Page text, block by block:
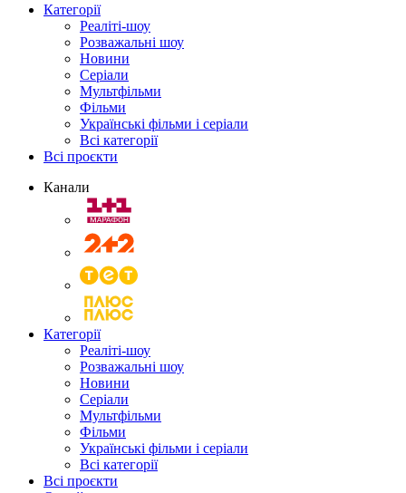
Категорії
Реаліті-шоу
Розважальні шоу
Новини
Серіали
Мультфільми
Фільми
Українські фільми і серіали
Всі категорії
Всі проєкти
Канали
Категорії
Реаліті-шоу
Розважальні шоу
Новини
Серіали
Мультфільми
Фільми
Українські фільми і серіали
Всі категорії
Всі проєкти